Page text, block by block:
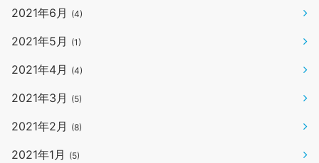
2021年6月 (4)
2021年5月 (1)
2021年4月 (4)
2021年3月 (5)
2021年2月 (8)
2021年1月 (5)